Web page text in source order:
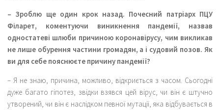
– Зроблю ще один крок назад. Почесний патріарх ПЦУ
Філарет, коментуючи виникнення пандемії, назвав
одностатеві шлюби причиною коронавірусу, чим викликав
не лише обурення частини громадян, а і судовий позов. Як
ви для себе пояснюєте причину пандемії?
– Я не знаю, причина, можливо, відкриється з часом. Сьогодні
дуже багато гіпотез, звідки взявся цей вірус, чи він є штучно
утворений, чи він є наслідком певної мутації, яка відбувається в